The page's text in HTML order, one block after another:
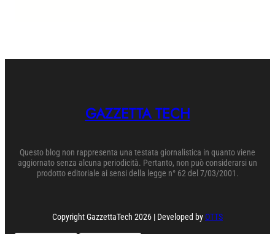
GAZZETTA TECH
Questo blog non rappresenta una testata giornalistica in quanto viene
aggiornato senza alcuna periodicità. Pertanto, non può considerarsi un
prodotto editoriale ai sensi della legge n° 62 del 7/03/2001.
Copyright GazzettaTech 2026 | Developed byOTTS